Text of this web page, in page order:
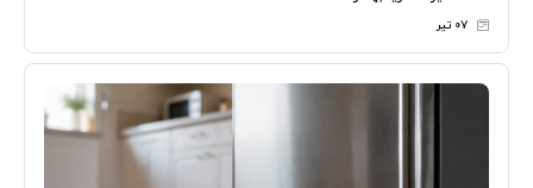
۰۷ تیر